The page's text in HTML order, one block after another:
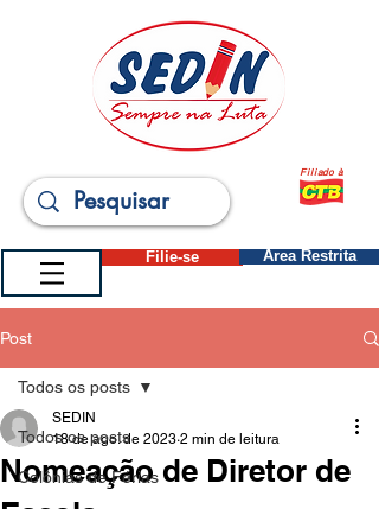
Filiado à
Filie-se Área Restrita
Post
Todos os posts
Colônias de Férias
Todos os posts
Nomeação de Diretor de
SEDIN
18 de ago. de 2023 2 min de leitura